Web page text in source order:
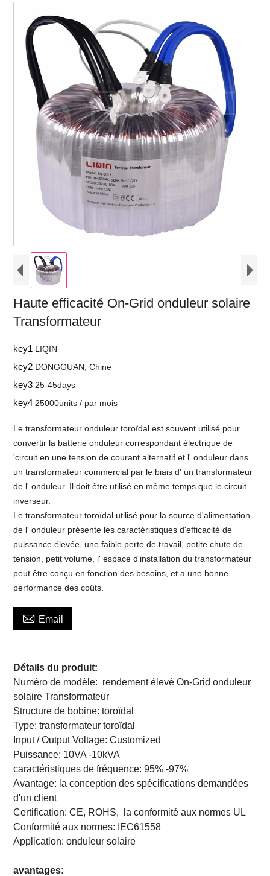
Haute efficacité On-Grid onduleur solaire
Transformateur
key1 LIQIN
key2 DONGGUAN, Chine
key3 25-45days
key4 25000units / par mois
Le transformateur onduleur toroïdal est souvent utilisé pour
convertir la batterie onduleur correspondant électrique de
'circuit en une tension de courant alternatif et l' onduleur dans
un transformateur commercial par le biais d' un transformateur
de l' onduleur. Il doit être utilisé en même temps que le circuit
inverseur.
Le transformateur toroïdal utilisé pour la source d'alimentation
de l' onduleur présente les caractéristiques d'efficacité de
puissance élevée, une faible perte de travail, petite chute de
tension, petit volume, l' espace d'installation du transformateur
peut être conçu en fonction des besoins, et a une bonne
performance des coûts.
 Email
Détails du produit:
Numéro de modèle: rendement élevé On-Grid onduleur
solaire Transformateur
Structure de bobine:toroïdal
Type:transformateur toroïdal
Input / Output Voltage:Customized
Puissance: 10VA-10kVA
caractéristiques de fréquence:95% -97%
Avantage: laconception des spécifications demandées
d'un client
Certification:CE, ROHS, laconformité aux normes UL
Conformité aux normes:
IEC61558
Application: onduleur solaire
avantages: